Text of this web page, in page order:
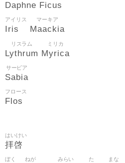
Daphne Ficus
Iris
アイリス
Maackia
マーキア
Lythrum
リスラム
Myrica
ミリカ
Sabia
サービア
Flos
フロース
拝啓
はいけい
ぼく ねが みらい た まな